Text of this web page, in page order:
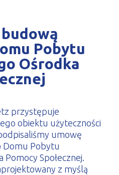
Pobytu
Ośrodka
przystępuje
obiektu użyteczności
umowę
Domu Pobytu
Społecznej.
z myślą